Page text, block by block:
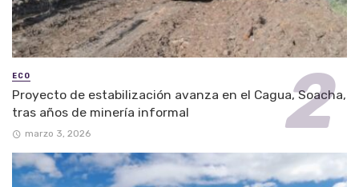
ECO
Proyecto de estabilización avanza en el Cagua, Soacha,
tras años de minería informal
marzo 3, 2026